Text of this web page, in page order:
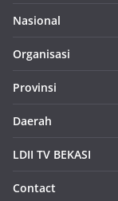
Nasional
Organisasi
Provinsi
Daerah
LDII TV BEKASI
Contact